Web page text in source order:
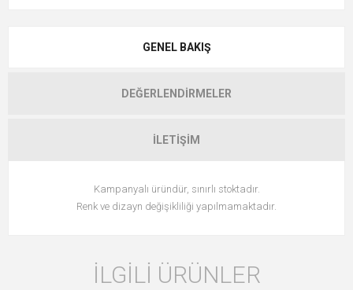
GENEL BAKIŞ
DEĞERLENDIRMELER
İLETIŞIM
Kampanyalı üründür, sınırlı stoktadır.
Renk ve dizayn değişikliliği yapılmamaktadır.
İLGILI ÜRÜNLER